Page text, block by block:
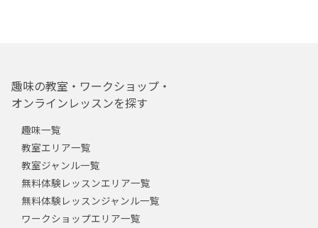
趣味の教室・ワークショップ・
オンラインレッスンを探す
趣味一覧
教室エリア一覧
教室ジャンル一覧
無料体験レッスンエリア一覧
無料体験レッスンジャンル一覧
ワークショップエリア一覧